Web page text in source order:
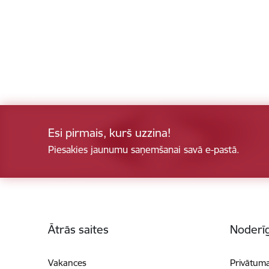
Esi pirmais, kurš uzzina!
Piesakies jaunumu saņemšanai savā e-pastā.
Ātrās saites
Vakances